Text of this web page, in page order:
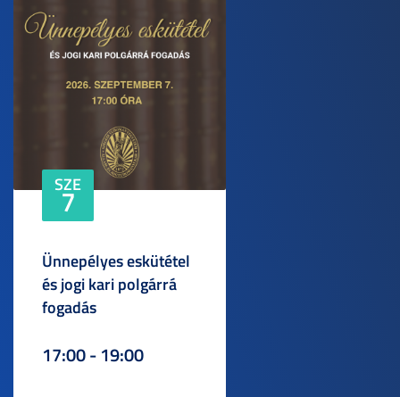
SZE
7
Ünnepélyes eskütétel
és jogi kari polgárrá
fogadás
17:00 - 19:00